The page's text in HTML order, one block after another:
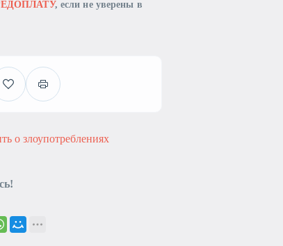
, если не уверены в
о злоупотреблениях